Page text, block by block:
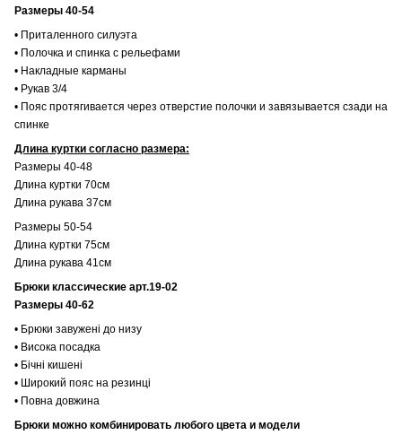
Размеры 40-54
• Приталенного силуэта
• Полочка и спинка с рельефами
• Накладные карманы
• Рукав 3/4
• Пояс протягивается через отверстие полочки и завязывается сзади на
спинке
Длина куртки согласно размера:
Размеры 40-48
Длина куртки 70см
Длина рукава 37см
Размеры 50-54
Длина куртки 75см
Длина рукава 41см
Брюки классические арт.19-02
Размеры 40-62
• Брюки завужені до низу
• Висока посадка
• Бічні кишені
• Широкий пояс на резинці
• Повна довжина
Брюки можно комбинировать любого цвета и модели